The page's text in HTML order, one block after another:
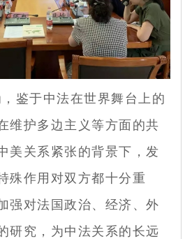
鉴于中法在世界舞台上的
维护多边主义等方面的共
美关系紧张的背景下，发
殊作用对双方都十分重
强对法国政治、经济、外
研究，为中法关系的长远